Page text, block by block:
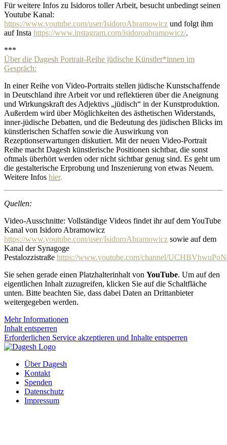
Für weitere Infos zu Isidoros toller Arbeit, besucht unbedingt seinen
Youtube Kanal:
https://www.youtube.com/user/IsidoroAbramowicz und folgt ihm
auf Insta https://www.instagram.com/isidoroabramowicz/.
***
Über die Dagesh Portrait-Reihe jüdische Künstler*innen im
Gespräch:
In einer Reihe von Video-Portraits stellen jüdische Kunstschaffende
in Deutschland ihre Arbeit vor und reflektieren über die Aneignung
und Wirkungskraft des Adjektivs „jüdisch“ in der Kunstproduktion.
Außerdem wird über Möglichkeiten des ästhetischen Widerstands,
inner-jüdische Debatten, und die Bedeutung des jüdischen Blicks im
künstlerischen Schaffen sowie die Auswirkung von
Rezeptionserwartungen diskutiert. Mit der neuen Video-Portrait
Reihe macht Dagesh künstlerische Positionen sichtbar, die sonst
oftmals überhört werden oder nicht sichtbar genug sind. Es geht um
die gestalterische Erprobung und Inszenierung von etwas Neuem.
Weitere Infos hier.
Quellen:
Video-Ausschnitte: Vollständige Videos findet ihr auf dem YouTube
Kanal von Isidoro Abramowicz
https://www.youtube.com/user/IsidoroAbramowicz sowie auf dem
Kanal der Synagoge
Pestalozzistraße https://www.youtube.com/channel/
Sie sehen gerade einen Platzhalterinhalt von YouTube. Um auf den
eigentlichen Inhalt zuzugreifen, klicken Sie auf die Schaltfläche
unten. Bitte beachten Sie, dass dabei Daten an Drittanbieter
weitergegeben werden.
Mehr Informationen
Inhalt entsperren
Erforderlichen Service akzeptieren und Inhalte entsperren
Über Dagesh
Kontakt
Spenden
Datenschutz
Impressum